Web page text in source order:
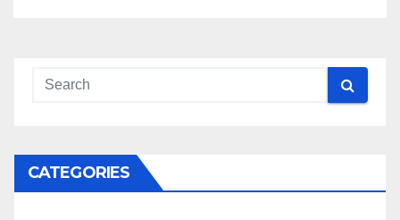
CATEGORIES